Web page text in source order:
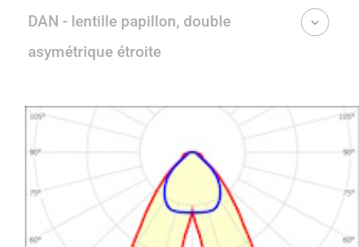
DAN - lentille papillon, double
asymétrique étroite